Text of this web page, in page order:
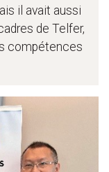
il avait aussi
de Telfer,
compétences